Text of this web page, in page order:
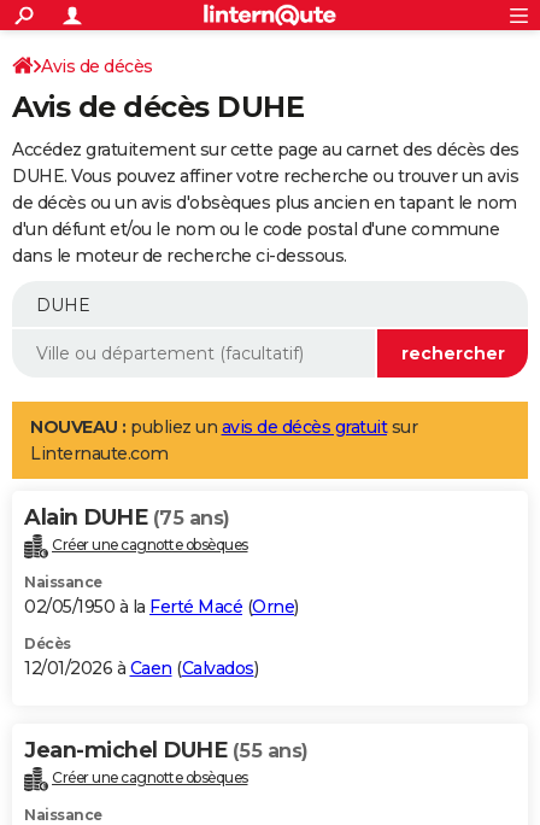
ACTUALITÉS
Politique
Société
Faits Divers
Education
Monde
Villes
+
SPORT
Coupe du monde 2026
Football
Tennis
Cyclisme
Rugby
Forum
Programme TV
TNT
Streaming
Cinéma
Sorties cinéma
Musique
+
FINANCE
Retraite
Impôts
Epargne
Immobilier
Risques naturels par ville
Banque
Assurance
Crédit
AUTO
Essais
Réserver un essai
Citadines
Berlines
SUV
Forum auto
+
Mobiles
Meilleur smartphone
Internet
Ordinateurs
Jeux vidéo
Guide high-tech
Aménagement intérieur
LIFESTYLE
Art de vivre
Bien-être
Loisirs
Mode
Modes de vie
Alimentation
Guide de la santé
Maladies
Médicaments
Sommeil
VOYAGE
Destinations
City break
Voyage nature
Voyage de noces
Forum
Climat
+PHOTO
GUIDES D'ACHAT
BONS PLANS
Carte de Noël
Carte Bonne année
Carte Saint-Valentin
Carte Pâques
Carte d'anniversaire
DICTIONNAIRE
Dictionnaire
Biographies
Citations
Expressions
Proverbes
PROGRAMME TV
Avis de décès
Avis de décès DUHE
Accédez gratuitement sur cette page au carnet des décès des
DUHE. Vous pouvez affiner votre recherche ou trouver un avis
de décès ou un avis d'obsèques plus ancien en tapant le nom
d'un défunt et/ou le nom ou le code postal d'une commune
dans le moteur de recherche ci-dessous.
NOUVEAU : publiez un avis de décès gratuitsur
Linternaute.com
Alain DUHE (75 ans)
Créer une cagnotte obsèques
Naissance
02/05/1950 à la Ferté Macé (Orne)
Décès
12/01/2026 à Caen (Calvados)
Jean-michel DUHE (55 ans)
Créer une cagnotte obsèques
Naissance